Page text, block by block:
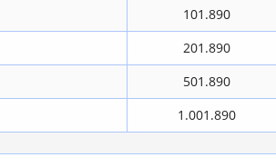
101.890
201.890
501.890
1.001.890